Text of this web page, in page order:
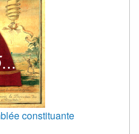
constituante